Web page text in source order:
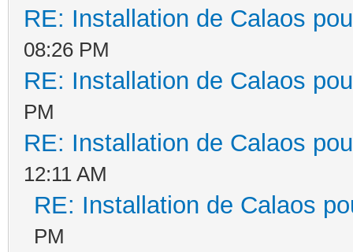
RE: Installation de Calaos
08:26 PM
RE: Installation de Calaos
PM
RE: Installation de Calaos
12:11 AM
RE: Installation de Calaos
PM